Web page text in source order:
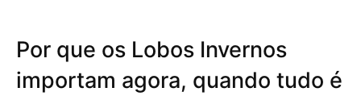
Por que os Lobos Invernos
importam agora, quando tudo é